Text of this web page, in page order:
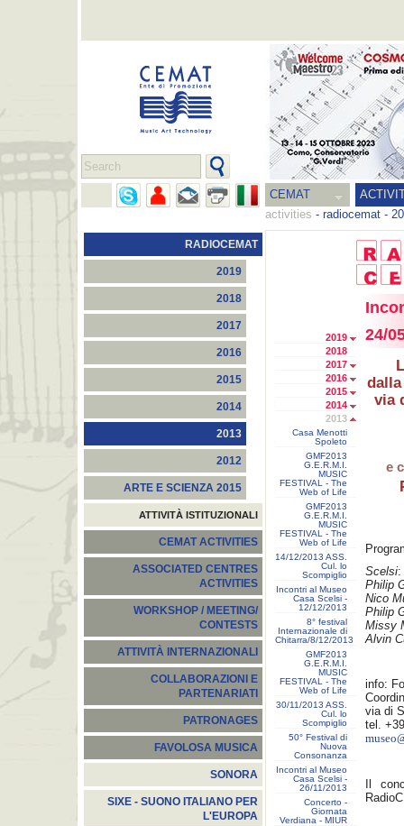
CEMAT
activities - radiocemat -
RADIOCEMAT
2019
2018
2017
2016
2015
2014
2013
2012
ARTE E SCIENZA 2015
ATTIVITÀ ISTITUZIONALI
CEMAT ACTIVITIES
ASSOCIATED CENTRES
ACTIVITIES
WORKSHOP / MEETING/
CONTESTS
ATTIVITÀ INTERNAZIONALI
COLLABORAZIONI E
PARTENARIATI
PATRONAGES
FAVOLOSA MUSICA
SONORA
SIXE - SUONO ITALIANO PER
L'EUROPA
2019
2018
2017
2016
2015
2014
2013
Casa Menotti
Spoleto
GMF2013
G.E.R.M.I.
MUSIC
FESTIVAL - The
Web of Life
GMF2013
G.E.R.M.I.
MUSIC
FESTIVAL - The
Web of Life
14/12/2013 ASS.
Cul. lo
Scompiglio
Incontri al Museo
Casa Scelsi -
12/12/2013
8° festival
Internazionale di
Chitarra/8/12/2013
GMF2013
G.E.R.M.I.
MUSIC
FESTIVAL - The
Web of Life
30/11/2013 ASS.
Cul. lo
Scompiglio
50° Festival di
Nuova
Consonanza
Incontri al Museo
Casa Scelsi -
26/11/2013
Concerto -
Giornata
Verdiana - MIUR
24/
via
e
Scelsi:
Philip
Nico
Philip
Missy
Alvin
info:
via di
tel.
Il